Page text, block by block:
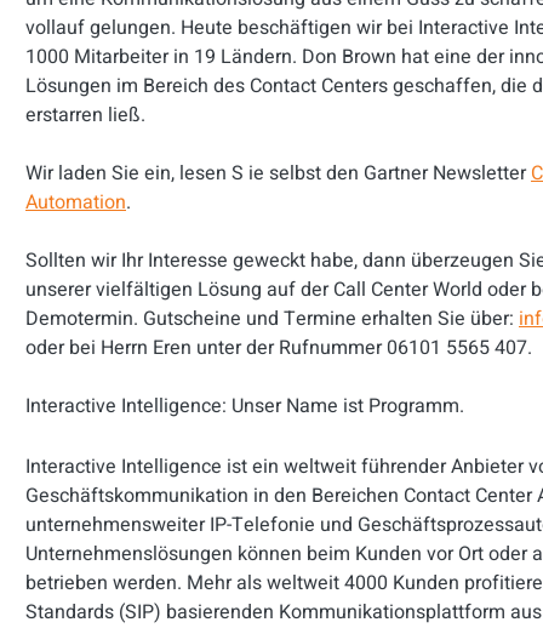
vollauf gelungen. Heute beschäftigen wir bei Interactive
1000 Mitarbeiter in 19 Ländern. Don Brown hat eine der
Lösungen im Bereich des Contact Centers geschaffen, die
erstarren ließ.
Wir laden Sie ein, lesen S ie selbst den Gartner Newsletter
Automation.
Sollten wir Ihr Interesse geweckt habe, dann überzeugen
unserer vielfältigen Lösung auf der Call Center World oder
Demotermin. Gutscheine und Termine erhalten Sie über:
oder bei Herrn Eren unter der Rufnummer 06101 5565 407.
Interactive Intelligence: Unser Name ist Programm.
Interactive Intelligence ist ein weltweit führender Anbieter
Geschäftskommunikation in den Bereichen Contact Center
unternehmensweiter IP-Telefonie und
Unternehmenslösungen können beim Kunden vor Ort oder
betrieben werden. Mehr als weltweit 4000 Kunden
Standards (SIP) basierenden Kommunikationsplattform